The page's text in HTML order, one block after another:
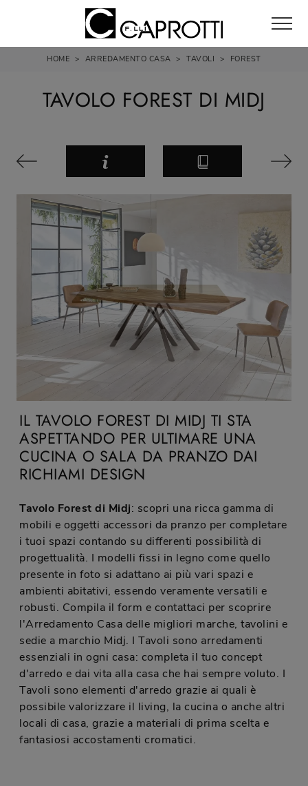
HOME > ARREDAMENTO CASA > TAVOLI > FOREST
TAVOLO FOREST DI MIDJ
IL TAVOLO FOREST DI MIDJ TI STA
ASPETTANDO PER ULTIMARE UNA
CUCINA O SALA DA PRANZO DAI
RICHIAMI DESIGN
Tavolo Forest di Midj: scopri una ricca gamma di
mobili e oggetti accessori da pranzo per completare
i tuoi spazi contando su differenti possibilità di
progettualità. I modelli fissi in legno come quello
presente in foto si adattano ai più vari spazi e
ambienti abitativi, essendo veramente versatili e
robusti. Compila il form e contattaci per scoprire
l'Arredamento Casa delle migliori marche, tavolini e
sedie a marchio Midj. I Tavoli sono arredamenti
essenziali in ogni casa: completa il tuo concept
d'arredo e dai vita alla casa che hai sempre voluto. I
Tavoli sono elementi d'arredo grazie ai quali è
possibile valorizzare il living, la cucina o anche altri
locali di casa, grazie a materiali di prima scelta e
fantasiosi accostamenti cromatici.